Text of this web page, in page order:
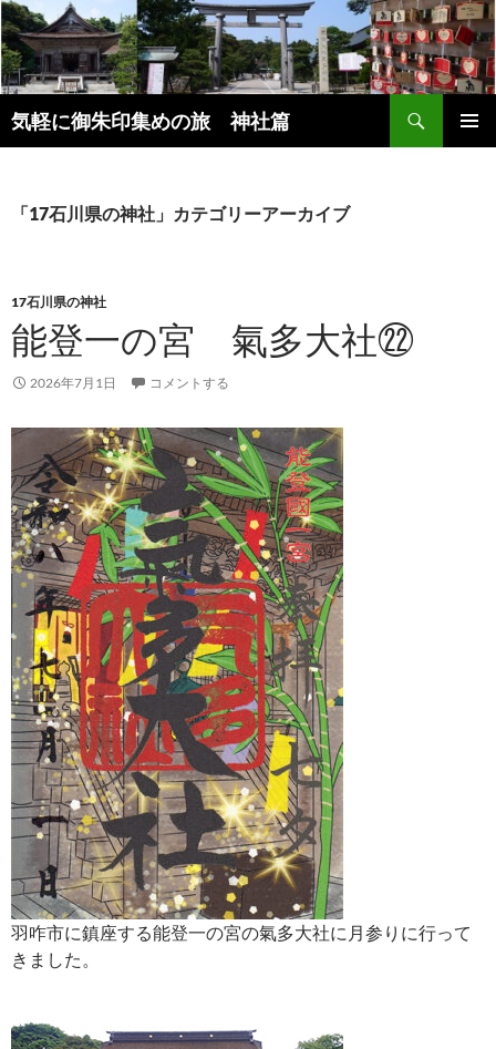
コ
ン
テ
ン
ツ
へ
気軽に御朱印集めの旅 神社篇
索
「17石川県の神社」カテゴリーアーカイブ
17石川県の神社
能登一の宮 氣多大社㉒
2026年7月1日 コメントする
羽咋市に鎮座する能登一の宮の氣多大社に月参りに行って
きました。